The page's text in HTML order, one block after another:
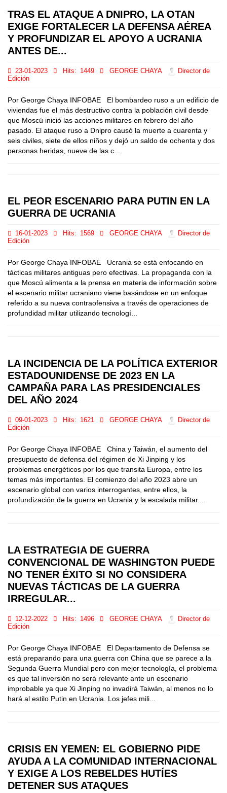
TRAS EL ATAQUE A DNIPRO, LA OTAN
EXIGE FORTALECER LA DEFENSA AÉREA
Y PROFUNDIZAR EL APOYO A UCRANIA
ANTES DE...
23-01-2023 Hits: 1449 GEORGE CHAYA
Director de
Edición
Por George Chaya INFOBAE El bombardeo ruso a un edificio de
viviendas fue el más destructivo contra la población civil desde
que Moscú inició las acciones militares en febrero del año
pasado. El ataque ruso a Dnipro causó la muerte a cuarenta y
seis civiles, siete de ellos niños y dejó un saldo de ochenta y dos
personas heridas, nueve de las c...
EL PEOR ESCENARIO PARA PUTIN EN LA
GUERRA DE UCRANIA
16-01-2023 Hits: 1569 GEORGE CHAYA
Director de
Edición
Por George Chaya INFOBAE Ucrania se está enfocando en
tácticas militares antiguas pero efectivas. La propaganda con la
que Moscú alimenta a la prensa en materia de información sobre
el escenario militar ucraniano viene basándose en un enfoque
referido a su nueva contraofensiva a través de operaciones de
profundidad militar utilizando tecnologí...
LA INCIDENCIA DE LA POLÍTICA EXTERIOR
ESTADOUNIDENSE DE 2023 EN LA
CAMPAÑA PARA LAS PRESIDENCIALES
DEL AÑO 2024
09-01-2023 Hits: 1621 GEORGE CHAYA
Director de
Edición
Por George Chaya INFOBAE China y Taiwán, el aumento del
presupuesto de defensa del régimen de Xi Jinping y los
problemas energéticos por los que transita Europa, entre los
temas más importantes. El comienzo del año 2023 abre un
escenario global con varios interrogantes, entre ellos, la
profundización de la guerra en Ucrania y la escalada militar...
LA ESTRATEGIA DE GUERRA
CONVENCIONAL DE WASHINGTON PUEDE
NO TENER ÉXITO SI NO CONSIDERA
NUEVAS TÁCTICAS DE LA GUERRA
IRREGULAR...
12-12-2022 Hits: 1496 GEORGE CHAYA
Director de
Edición
Por George Chaya INFOBAE El Departamento de Defensa se
está preparando para una guerra con China que se parece a la
Segunda Guerra Mundial pero con mejor tecnología, el problema
es que tal inversión no será relevante ante un escenario
improbable ya que Xi Jinping no invadirá Taiwán, al menos no lo
hará al estilo Putin en Ucrania. Los jefes mili...
CRISIS EN YEMEN: EL GOBIERNO PIDE
AYUDA A LA COMUNIDAD INTERNACIONAL
Y EXIGE A LOS REBELDES HUTÍES
DETENER SUS ATAQUES